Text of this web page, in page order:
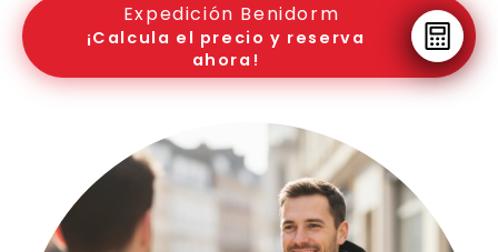
Expedición Benidorm
¡Calcula el precio y reserva
ahora!